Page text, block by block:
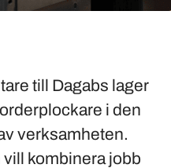
till Dagabs lager
i den
verksamheten.
vill kombinera jobb